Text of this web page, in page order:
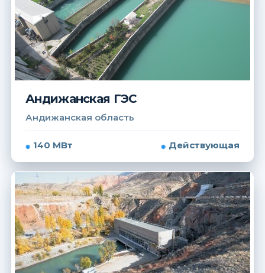
Андижанская ГЭС
Андижанская область
140 МВт Действующая